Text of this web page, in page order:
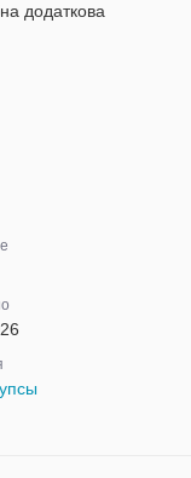
додаткова